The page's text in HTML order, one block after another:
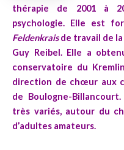
thérapie de 2001 à
psychologie. Elle est
Feldenkraisde travail de la
Guy Reibel. Elle a
conservatoire du
direction de chœur aux
de Boulogne-
très variés, autour du
d’adultes amateurs.